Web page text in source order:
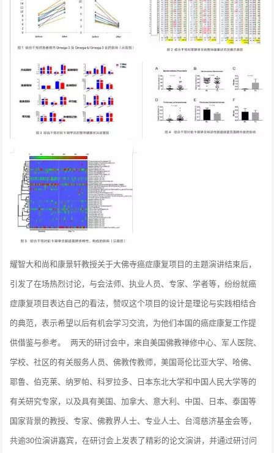
耀智大和尚和康景轩教授关于大佛寺癌症康复项目的主题演讲结束后，
引发了在场热烈讨论，与会法师、执业人员、专家、学者等，纷纷就癌
症康复项目表达自己的看法，赞叹这个项目的设计是理论与实践相结合
的典范，表示希望以后有机会学习交流，为他们本国的癌症康复工作提
供借鉴与参考。
两天的研讨会中，来自美国佛教禅修中心、军人医院、
学校、社区的有关服务人员、佛教传教师，美国哥伦比亚大学、哈佛、
耶鲁、伯克莱、纳罗帕、科罗拉多、日本东北大学和中国人民大学等的
有关研究专家，以及具有美国、加拿大、意大利、中国、日本、泰国等
国家背景的教授、专家、佛教界人士、专业人士、台湾慈济基金会等，
共逾30位演讲嘉宾，在研讨会上发表了精彩的论文演讲，并通过研讨问